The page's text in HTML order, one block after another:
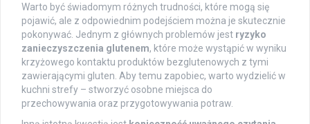
Warto być świadomym różnych trudności, które mogą się
pojawić, ale z odpowiednim podejściem można je skutecznie
pokonywać. Jednym z głównych problemów jest ryzyko
zanieczyszczenia glutenem, które może wystąpić w wyniku
krzyżowego kontaktu produktów bezglutenowych z tymi
zawierającymi gluten. Aby temu zapobiec, warto wydzielić w
kuchni strefy – stworzyć osobne miejsca do
przechowywania oraz przygotowywania potraw.